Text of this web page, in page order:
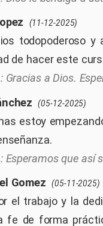
(11-12-2025)
todopoderoso
de hacer este
Gracias a Dios.
(05-12-2025)
estoy
Esperamos que así
Gomez
(05-11-2025)
el trabajo y la
fe de forma